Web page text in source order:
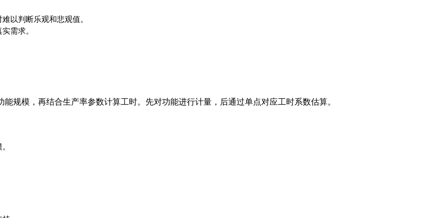
以判断乐观和悲观值。
需求。
规模，再结合生产率参数计算工时。先对功能进行计量，后通过单点对应工时系数估算。